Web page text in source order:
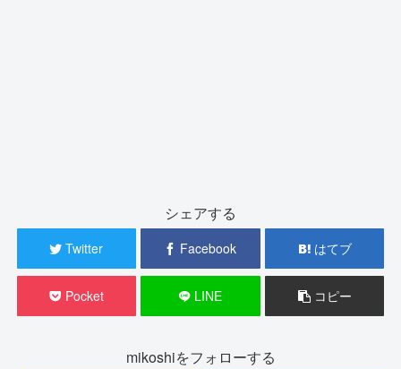
シェアする
Twitter Facebook はてブ
Pocket LINE コピー
mikoshiをフォローする